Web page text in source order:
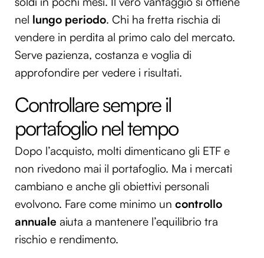
nel lungo periodo. Chi ha fretta rischia di
vendere in perdita al primo calo del mercato.
Serve pazienza, costanza e voglia di
approfondire per vedere i risultati.
Controllare sempre il
portafoglio nel tempo
Dopo l’acquisto, molti dimenticano gli ETF e
non rivedono mai il portafoglio. Ma i mercati
cambiano e anche gli obiettivi personali
evolvono. Fare come minimo un controllo
annuale aiuta a mantenere l’equilibrio tra
rischio e rendimento.